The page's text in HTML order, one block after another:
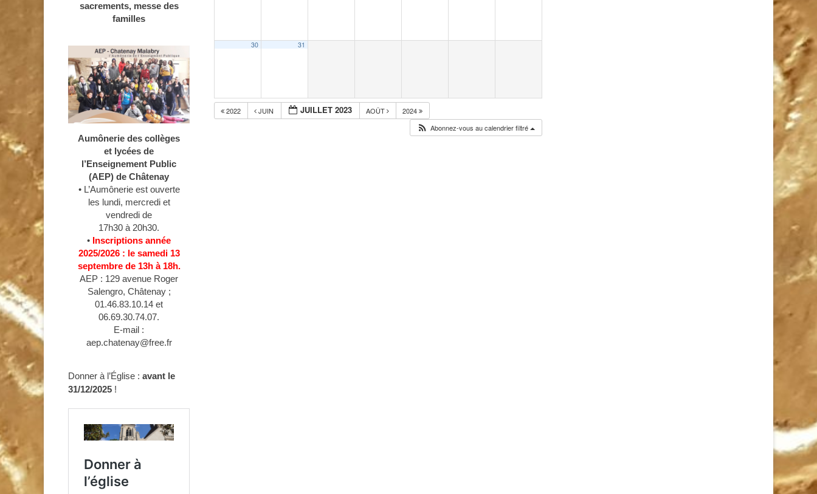
30 31
2022 JUIN JUILLET 2023 AOÛT
2024
Abonnez-vous au calendrier filtré
sacrements, messe des
familles
Aumônerie des collèges
et lycées de
l’Enseignement Public
(AEP) de Châtenay
• L’Aumônerie est ouverte
les lundi, mercredi et
vendredi de
17h30 à 20h30.
• Inscriptions année
2025/2026 : le samedi 13
septembre de 13h à 18h.
AEP : 129 avenue Roger
Salengro, Châtenay ;
01.46.83.10.14 et
06.69.30.74.07.
E-mail :
aep.chatenay@free.fr
Donner à l’Église : avant le
31/12/2025 !